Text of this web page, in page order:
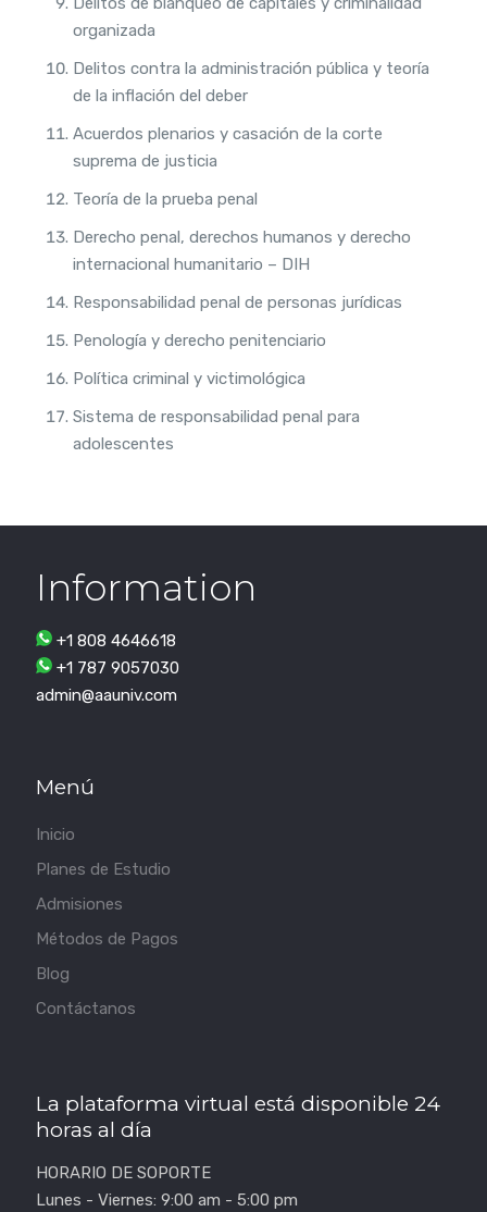
organizada
Delitos contra la administración pública y teoría
de la inflación del deber
Acuerdos plenarios y casación de la corte
suprema de justicia
Teoría de la prueba penal
Derecho penal, derechos humanos y derecho
internacional humanitario – DIH
Responsabilidad penal de personas jurídicas
Penología y derecho penitenciario
Política criminal y victimológica
Sistema de responsabilidad penal para
adolescentes
Information
+1 808 4646618
+1 787 9057030
admin@aauniv.com
Menú
Inicio
Planes de Estudio
Admisiones
Métodos de Pagos
Blog
Contáctanos
La plataforma virtual está disponible 24
horas al día
HORARIO DE SOPORTE
Lunes - Viernes: 9:00 am - 5:00 pm